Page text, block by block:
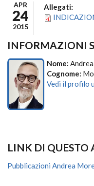
APR
24
2015
Allegati:
INFORMAZIONI
Nome: Andrea
Cognome:
Vedi il profilo
LINK DI QUESTO
Pubblicazioni Andrea